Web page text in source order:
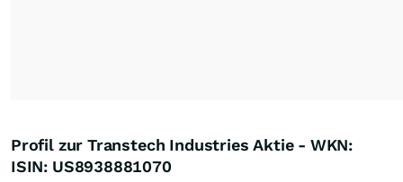
Profil zur Transtech Industries Aktie - WKN:
ISIN: US8938881070